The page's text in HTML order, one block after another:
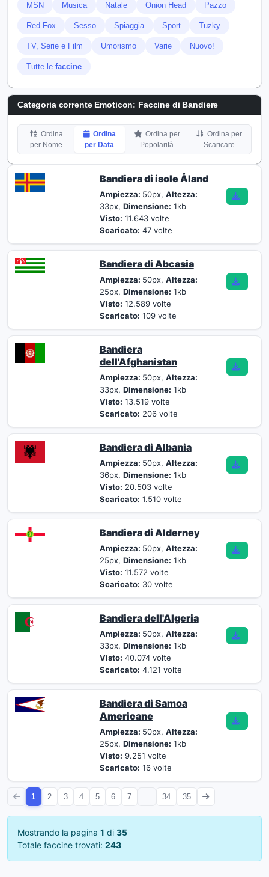
MSN Musica Natale Onion Head Pazzo
Red Fox Sesso Spiaggia Sport Tuzky
TV, Serie e Film Umorismo Varie Nuovo!
Tutte le faccine
Categoria corrente Emoticon: Faccine di Bandiere
Ordina
per Nome
Ordina
per Data
Ordina per
Popolarità
Ordina per
Scaricare
Bandiera di isole Åland
Ampiezza: 50px, Altezza:
33px, Dimensione: 1kb
Visto: 11.643 volte
Scaricato: 47 volte
Bandiera di Abcasia
Ampiezza: 50px, Altezza:
25px, Dimensione: 1kb
Visto: 12.589 volte
Scaricato: 109 volte
Bandiera
dell'Afghanistan
Ampiezza: 50px, Altezza:
33px, Dimensione: 1kb
Visto: 13.519 volte
Scaricato: 206 volte
Bandiera di Albania
Ampiezza: 50px, Altezza:
36px, Dimensione: 1kb
Visto: 20.503 volte
Scaricato: 1.510 volte
Bandiera di Alderney
Ampiezza: 50px, Altezza:
25px, Dimensione: 1kb
Visto: 11.572 volte
Scaricato: 30 volte
Bandiera dell'Algeria
Ampiezza: 50px, Altezza:
33px, Dimensione: 1kb
Visto: 40.074 volte
Scaricato: 4.121 volte
Bandiera di Samoa
Americane
Ampiezza: 50px, Altezza:
25px, Dimensione: 1kb
Visto: 9.251 volte
Scaricato: 16 volte
1 2 3 4 5 6 7 34 35
Mostrando la pagina 1 di 35
Totale faccine trovati: 243